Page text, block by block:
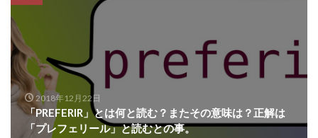
2018年12月22日
「PREFERIR」とは何と読む？またその意味は？正解は
「プレフェリール」と読むとの事。